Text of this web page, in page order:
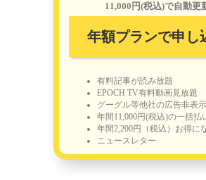
11,000円(税込)で自動更
年額プランで申し
有料記事が読み放題
EPOCH TV有料動画見放題
グーグル等他社の広告非表示
年間11,000円(税込)の一括払
年間2,200円（税込）お得に
ニュースレター